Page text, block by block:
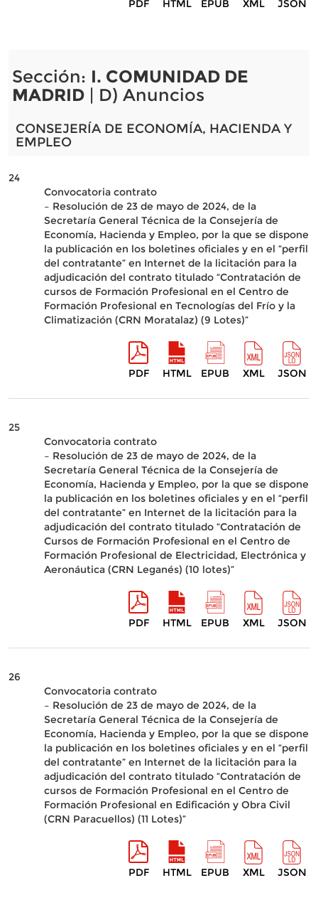
PDF HTML EPUB XML JSON
Sección: I. COMUNIDAD DE
MADRID| D) Anuncios
CONSEJERÍA DE ECONOMÍA, HACIENDA Y
EMPLEO
24
Convocatoria contrato
– Resolución de 23 de mayo de 2024, de la
Secretaría General Técnica de la Consejería de
Economía, Hacienda y Empleo, por la que se dispone
la publicación en los boletines oficiales y en el “perfil
del contratante” en Internet de la licitación para la
adjudicación del contrato titulado “Contratación de
cursos de Formación Profesional en el Centro de
Formación Profesional en Tecnologías del Frío y la
Climatización (CRN Moratalaz) (9 Lotes)”
PDF HTML EPUB XML JSON
25
Convocatoria contrato
– Resolución de 23 de mayo de 2024, de la
Secretaría General Técnica de la Consejería de
Economía, Hacienda y Empleo, por la que se dispone
la publicación en los boletines oficiales y en el “perfil
del contratante” en Internet de la licitación para la
adjudicación del contrato titulado “Contratación de
Cursos de Formación Profesional en el Centro de
Formación Profesional de Electricidad, Electrónica y
Aeronáutica (CRN Leganés) (10 lotes)”
PDF HTML EPUB XML JSON
26
Convocatoria contrato
– Resolución de 23 de mayo de 2024, de la
Secretaría General Técnica de la Consejería de
Economía, Hacienda y Empleo, por la que se dispone
la publicación en los boletines oficiales y en el “perfil
del contratante” en Internet de la licitación para la
adjudicación del contrato titulado “Contratación de
cursos de Formación Profesional en el Centro de
Formación Profesional en Edificación y Obra Civil
(CRN Paracuellos) (11 Lotes)”
PDF HTML EPUB XML JSON